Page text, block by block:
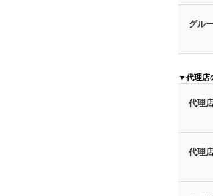
グル
▼代理店
代理
代理